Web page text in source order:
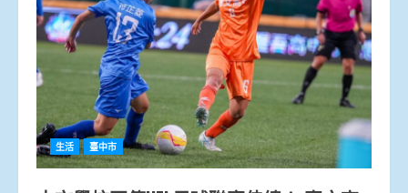
生活 臺中市